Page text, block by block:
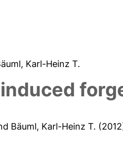
Karl-Heinz T.
Bäuml, Karl-Heinz T.